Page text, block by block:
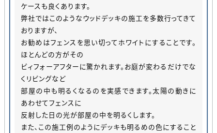
ケースも良くあります。
弊社ではこのようなウッドデッキの施工を多数行ってきて
おりますが、
お勧めはフェンスを思い切ってホワイトにすることです。
ほとんどの方がその
ビィフォーアフターに驚かれます。お庭が変わるだけでな
くリビングなど
部屋の中も明るくなるのを実感できます。太陽の動きに
あわせてフェンスに
反射した日の光が部屋の中を明るくします。
また、この施工例のようにデッキも明るめの色にすること